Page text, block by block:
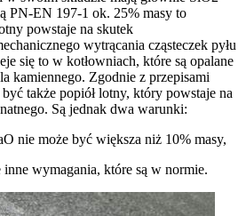
PN-EN 197-1 ok. 25% masy to
powstaje na skutek
wytrącania cząsteczek pyłu
się to w kotłowniach, które są opalane
kamiennego. Zgodnie z przepisami
także popiół lotny, który powstaje na
Są jednak dwa warunki:
nie może być większa niż 10% masy,
inne wymagania, które są w normie.